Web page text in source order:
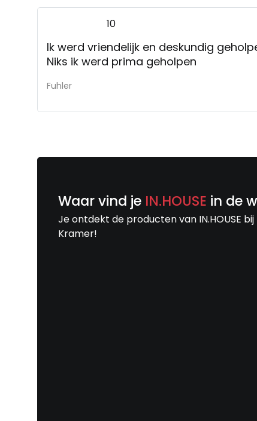
10
Ik werd vriendelijk en deskundig
Niks ik werd prima geholpen
Fuhler
Waar vind je IN.HOUSE in de
Je ontdekt de producten van IN.HOUSE bij
Kramer!